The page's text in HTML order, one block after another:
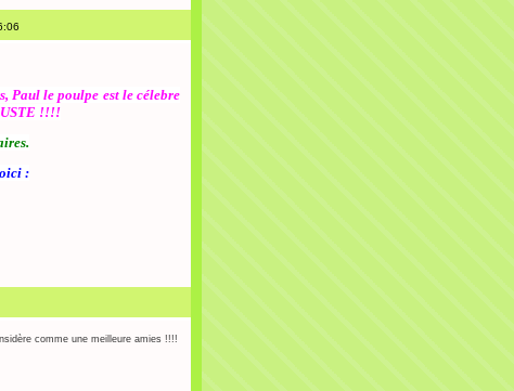
Paul le poulpe est le célebre
!!!!
:
comme une meilleure amies !!!!